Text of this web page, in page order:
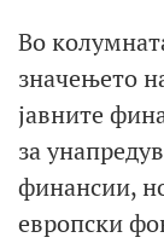
Во
значењето
јавните
за
финансии,
европски